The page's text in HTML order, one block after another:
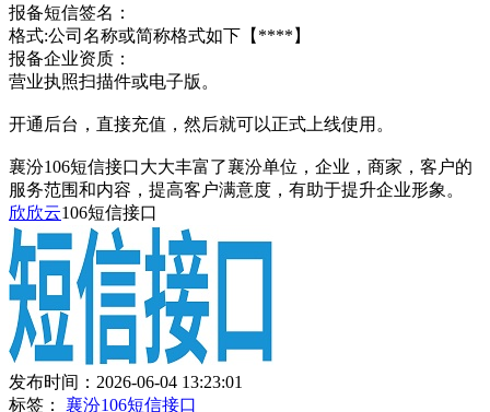
报备短信签名：
格式:公司名称或简称格式如下【****】
报备企业资质：
营业执照扫描件或电子版。
开通后台，直接充值，然后就可以正式上线使用。
襄汾106短信接口大大丰富了襄汾单位，企业，商家，客户的
服务范围和内容，提高客户满意度，有助于提升企业形象。
欣欣云106短信接口
发布时间：2026-06-04 13:23:01
标签： 襄汾106短信接口